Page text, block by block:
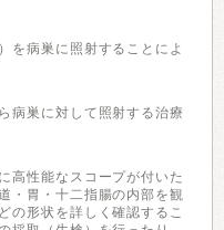
を病巣に照射することによ
病巣に対して照射する治療
高性能なスコープが付いた
・胃・十二指腸の内部を観
の形状を詳しく確認するこ